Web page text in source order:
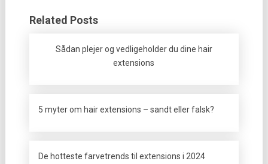
Related Posts
Sådan plejer og vedligeholder du dine hair
extensions
5 myter om hair extensions – sandt eller falsk?
De hotteste farvetrends til extensions i 2024